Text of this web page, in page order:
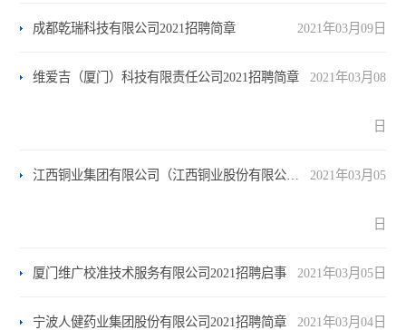
成都乾瑞科技有限公司2021招聘简章 2021年03月09日
维爱吉（厦门）科技有限责任公司2021招聘简章 2021年03月08
日
江西铜业集团有限公司（江西铜业股份有限公司）2021年春季校园招聘简章 2021年03月05
日
厦门维广校准技术服务有限公司2021招聘启事 2021年03月05日
宁波人健药业集团股份有限公司2021招聘简章 2021年03月04日